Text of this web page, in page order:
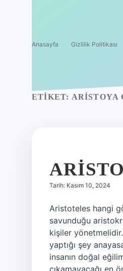
Anasayfa Gizlilik Politikası
ETIKET: ARISTOYA
Tarih: Kasım 10, 2024
Aristoteles hangi
savunduğu
kişiler
yaptığı şey
insanın doğal
çıkamayacağı en